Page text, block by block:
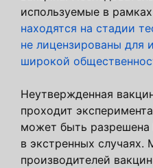
используемые в рамках
находятся на стадии
не лицензированы для
широкой
Неутвержденная
проходит
может быть разрешена
в экстренных случаях.
производителей